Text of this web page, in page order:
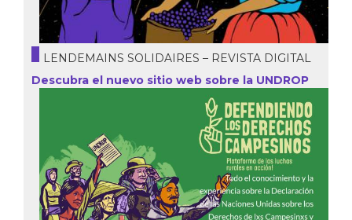
LENDEMAINS SOLIDAIRES – REVISTA DIGITAL
Descubra el nuevo sitio web sobre la UNDROP